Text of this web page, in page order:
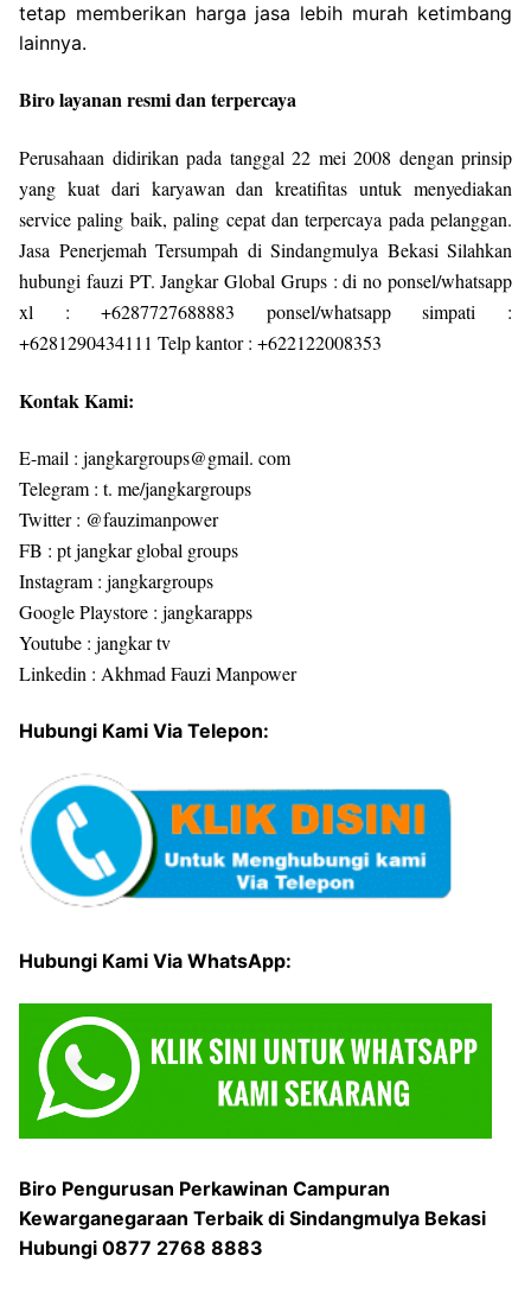
tetap memberikan harga jasa lebih murah ketimbang
lainnya.
Biro layanan resmi dan terpercaya
Perusahaan didirikan pada tanggal 22 mei 2008 dengan prinsip
yang kuat dari karyawan dan kreatifitas untuk menyediakan
service paling baik, paling cepat dan terpercaya pada pelanggan.
Jasa Penerjemah Tersumpah di Sindangmulya Bekasi Silahkan
hubungi fauzi PT. Jangkar Global Grups : di no ponsel/whatsapp
xl : +6287727688883 ponsel/whatsapp simpati :
+6281290434111 Telp kantor : +622122008353
Kontak Kami:
E-mail : jangkargroups@gmail. com
Telegram : t. me/jangkargroups
Twitter : @fauzimanpower
FB : pt jangkar global groups
Instagram : jangkargroups
Google Playstore : jangkarapps
Youtube : jangkar tv
Linkedin : Akhmad Fauzi Manpower
Hubungi Kami Via Telepon:
Hubungi Kami Via WhatsApp:
Biro Pengurusan Perkawinan Campuran
Kewarganegaraan Terbaik di Sindangmulya Bekasi
Hubungi 0877 2768 8883